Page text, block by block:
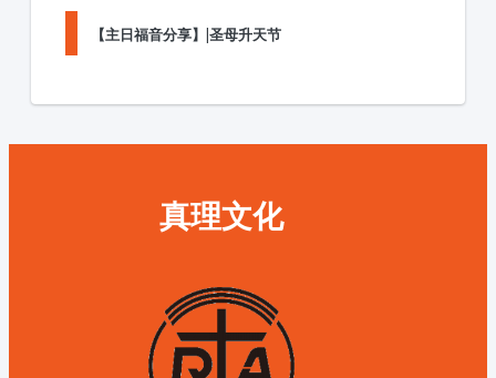
【主日福音分享】|圣母升天节
真理文化